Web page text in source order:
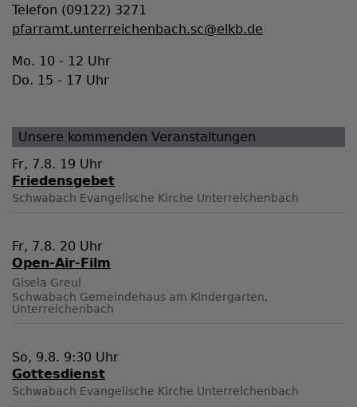
Telefon (09122) 3271
pfarramt.unterreichenbach.sc@elkb.de
Mo. 10 - 12 Uhr
Do. 15 - 17 Uhr
Unsere kommenden Veranstaltungen
Fr, 7.8. 19 Uhr
Friedensgebet
Schwabach Evangelische Kirche Unterreichenbach
Fr, 7.8. 20 Uhr
Open-Air-Film
Gisela Greul
Schwabach Gemeindehaus am Kindergarten,
Unterreichenbach
So, 9.8. 9:30 Uhr
Gottesdienst
Schwabach Evangelische Kirche Unterreichenbach